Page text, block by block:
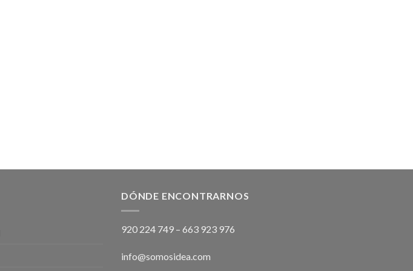
DÓNDE ENCONTRARNOS
920 224 749– 663 923 976
info@somosidea.com